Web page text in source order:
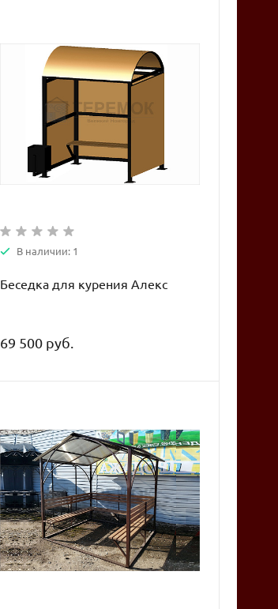
В наличии: 1
Беседка для курения Алекс
69 500 руб.